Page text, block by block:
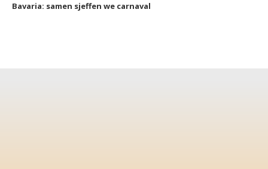
Bavaria: samen sjeffen we carnaval